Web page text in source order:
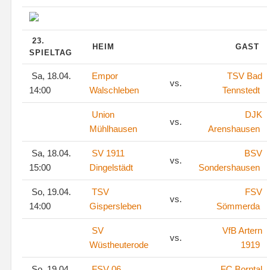
23.
SPIELTAG
HEIM GAST
Sa, 18.04.
14:00
Empor
Walschleben
vs.
TSV Bad
Tennstedt
Union
Mühlhausen
vs.
DJK
Arenshausen
Sa, 18.04.
15:00
SV 1911
Dingelstädt
vs.
BSV
Sondershausen
So, 19.04.
14:00
TSV
Gispersleben
vs.
FSV
Sömmerda
SV
Wüstheuterode
vs.
VfB Artern
1919